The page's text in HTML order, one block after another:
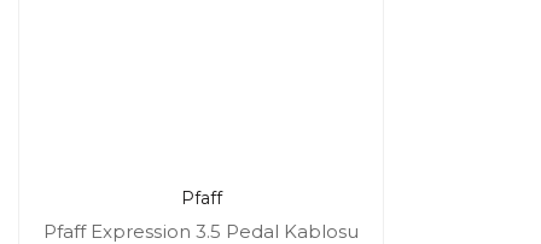
Pfaff
Pfaff Expression 3.5 Pedal Kablosu